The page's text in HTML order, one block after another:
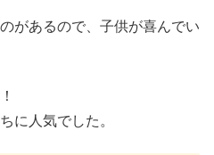
があるので、子供が喜んでい
に人気でした。